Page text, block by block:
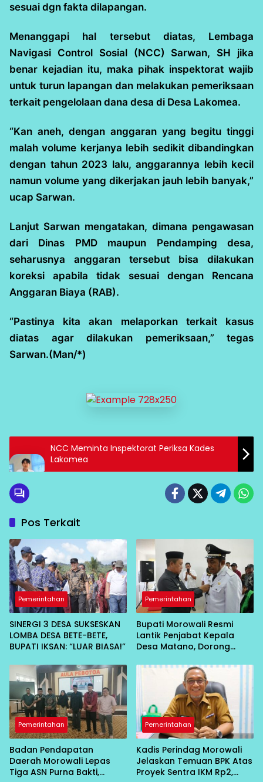
sesuai dgn fakta dilapangan.
Menanggapi hal tersebut diatas, Lembaga
Navigasi Control Sosial (NCC) Sarwan, SH jika
benar kejadian itu, maka pihak inspektorat wajib
untuk turun lapangan dan melakukan pemeriksaan
terkait pengelolaan dana desa di Desa Lakomea.
“Kan aneh, dengan anggaran yang begitu tinggi
malah volume kerjanya lebih sedikit dibandingkan
dengan tahun 2023 lalu, anggarannya lebih kecil
namun volume yang dikerjakan jauh lebih banyak,”
ucap Sarwan.
Lanjut Sarwan mengatakan, dimana pengawasan
dari Dinas PMD maupun Pendamping desa,
seharusnya anggaran tersebut bisa dilakukan
koreksi apabila tidak sesuai dengan Rencana
Anggaran Biaya (RAB).
“Pastinya kita akan melaporkan terkait kasus
diatas agar dilakukan pemeriksaan,” tegas
Sarwan.(Man/*)
NCC Meminta Inspektorat Periksa Kades
Lakomea
Pos Terkait
Pemerintahan
SINERGI 3 DESA SUKSESKAN
LOMBA DESA BETE-BETE,
BUPATI IKSAN: “LUAR BIASA!”
Pemerintahan
Bupati Morowali Resmi
Lantik Penjabat Kepala
Desa Matano, Dorong
Berbasis Kebersamaan
Pemerintahan
Badan Pendapatan
Daerah Morowali Lepas
Tiga ASN Purna Bakti,
Pemerintahan
Kadis Perindag Morowali
Jelaskan Temuan BPK Atas
Proyek Sentra IKM Rp2,